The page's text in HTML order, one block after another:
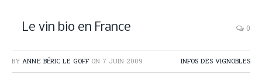
Le vin bio en France 0
BY ANNE BÉRIC LE GOFF ON 7 JUIN 2009 INFOS DES VIGNOBLES